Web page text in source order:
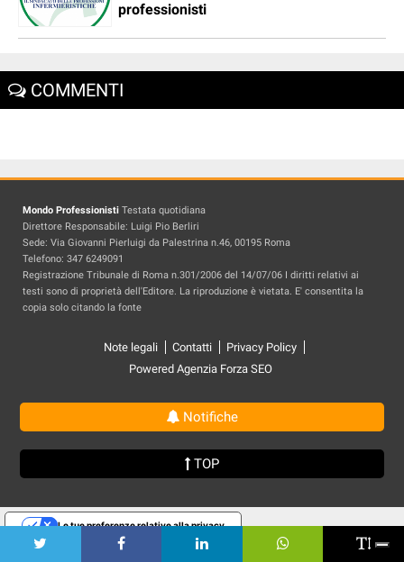
professionisti
COMMENTI
Mondo Professionisti Testata quotidiana
Direttore Responsabile: Luigi Pio Berliri
Sede: Via Giovanni Pierluigi da Palestrina n.46, 00195 Roma
Telefono: 347 6249091
Registrazione Tribunale di Roma n.301/2006 del 14/07/06 I diritti relativi ai
testi sono di proprietà dell'Editore. La riproduzione è vietata. E' consentita la
copia solo citando la fonte
Note legali Contatti
Privacy Policy
Powered Agenzia Forza SEO
Notifiche
TOP
Informativa sulla raccolta
Le tue preferenze relative alla privacy